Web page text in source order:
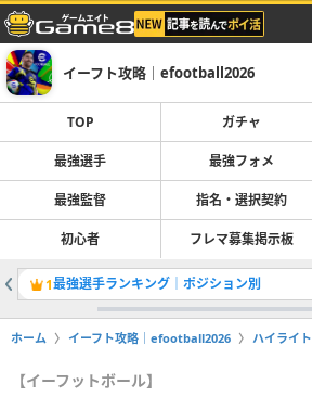
イーフト攻略｜efootball2026
TOP ガチャ
最強選手 最強フォメ
最強監督 指名・選択契約
初心者 フレマ募集掲示板
1最強選手ランキング｜ポジション別
ホーム イーフト攻略｜efootball2026 ハイライト
【イーフットボール】